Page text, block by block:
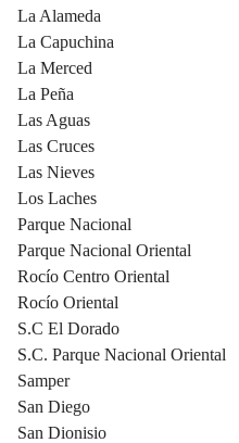
La Alameda
La Capuchina
La Merced
La Peña
Las Aguas
Las Cruces
Las Nieves
Los Laches
Parque Nacional
Parque Nacional Oriental
Rocío Centro Oriental
Rocío Oriental
S.C El Dorado
S.C. Parque Nacional Oriental
Samper
San Diego
San Dionisio